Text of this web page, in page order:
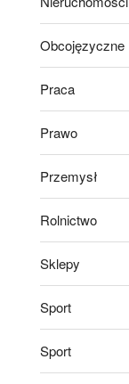
Obcojęzyczne
Praca
Prawo
Przemysł
Rolnictwo
Sklepy
Sport
Sport